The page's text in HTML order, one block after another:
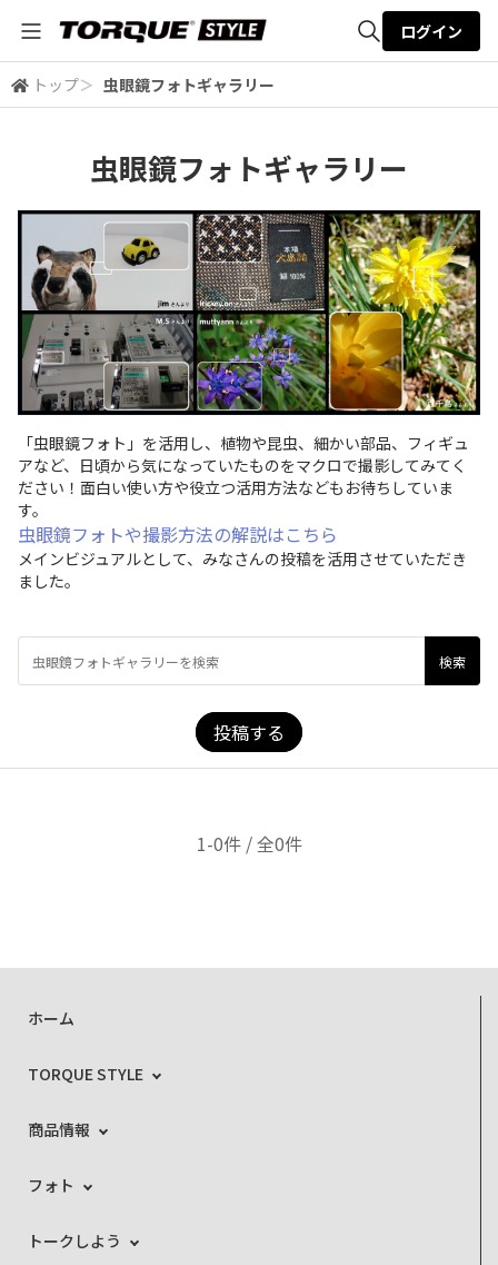
全体検索
ログイン
トップ＞ 虫眼鏡フォトギャラリー
虫眼鏡フォトギャラリー
「虫眼鏡フォト」を活用し、植物や昆虫、細かい部品、フィギュ
アなど、日頃から気になっていたものをマクロで撮影してみてく
ださい！面白い使い方や役立つ活用方法などもお待ちしていま
す。
虫眼鏡フォトや撮影方法の解説はこちら
メインビジュアルとして、みなさんの投稿を活用させていただき
ました。
投稿する
1-0件 / 全0件
ホーム
TORQUE STYLE
商品情報
フォト
トークしよう